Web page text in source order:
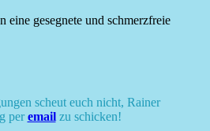
eine gesegnete und schmerzfreie
scheut euch nicht, Rainer
peremailzu schicken!